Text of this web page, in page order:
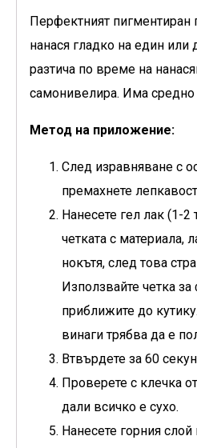
Перфектният пигментиран
нанася гладко на един или
разтича по време на
самонивелира. Има средно
Метод на приложение:
След изравняване с
премахнете
Нанесете гел лак (1-
четката с материала,
нокътя, след това
Използвайте четка
приближите до
винаги трябва да е
Втвърдете за 60
Проверете с клечка
дали всичко е сухо.
Нанесете горния